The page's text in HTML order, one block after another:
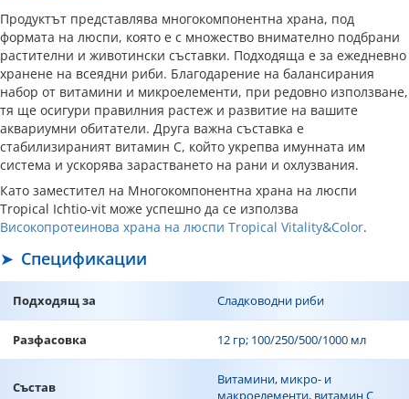
Продуктът представлява многокомпонентна храна, под
формата на люспи, която е с множество внимателно подбрани
растителни и животински съставки. Подходяща е за ежедневно
хранене на всеядни риби. Благодарение на балансирания
набор от витамини и микроелементи, при редовно използване,
тя ще осигури правилния растеж и развитие на вашите
аквариумни обитатели. Друга важна съставка е
стабилизираният витамин С, който укрепва имунната им
система и ускорява зарастването на рани и охлузвания.
Като заместител на Многокомпонентна храна на люспи
Tropical Ichtio-vit може успешно да се използва
Високопротеинова храна на люспи Tropical Vitality&Color.
Спецификации
Подходящ за Сладководни риби
Разфасовка 12 гр; 100/250/500/1000 мл
Състав
Витамини, микро- и
макроелементи, витамин C